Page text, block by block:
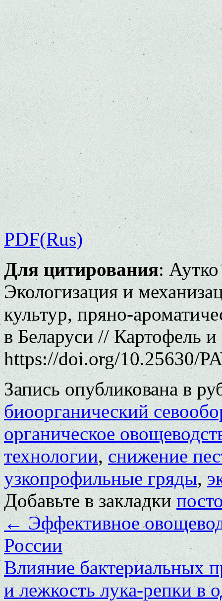
PDF(Rus)
Для цитирования:
Экологизация и
культур, пряно-
в Беларуси // Картофель
https://doi.org/10.25630/
Запись опубликована в
биоорганический
органическое
технологии,снижение
узкопрофильные гряды,
Добавьте в закладки
←Эффективное
России
Влияние бактериальных
и лежкость лука-репки в